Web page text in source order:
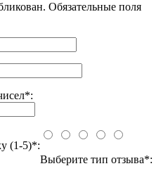
Обязательные поля
(1-5)*:
Выберите тип отзыва*: